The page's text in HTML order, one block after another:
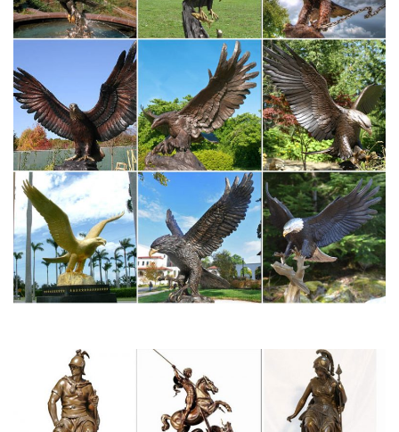
маркет, недорого, с доставкой по Москве и России.Плетеные
корзины. Садовые фигуры.Цена 1 000 руб. Купить. -50%
Артикул: NC1088 Статуэтка собаки Английский бульдог.
Статуэтки Собак. Бронзовая статуэтка собаки
Статуэтки Орел »» Статуэтка Утки Бронза по профессиям »
Спортсмены Шахматы и Нарды Бюсты Символы Года » 2018
Год Собаки Новинки Печати Сувениры Златоуст
БронзовыеКупить фигурку собаки можно по приемлемой цене:
предложения начинаются с 4 600 руб.
Купить собачек гжель символ 2018 оптом в интернет
магазине…
Собаки гжель- символ 2018 года. Главное направление нашей
работы производство символов года гжель.У нас в наличии
самые разные фигурки собачек: есть гжельские и цветные
Статуэтка Pavone "Собака в жакете" BS-102. Символ
2018.Летние садовые часы. Будильники (настольные часы с
будильником).